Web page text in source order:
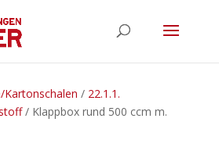
Kartonschalen / 22.1.1.
/ Klappbox rund 500 ccm m.